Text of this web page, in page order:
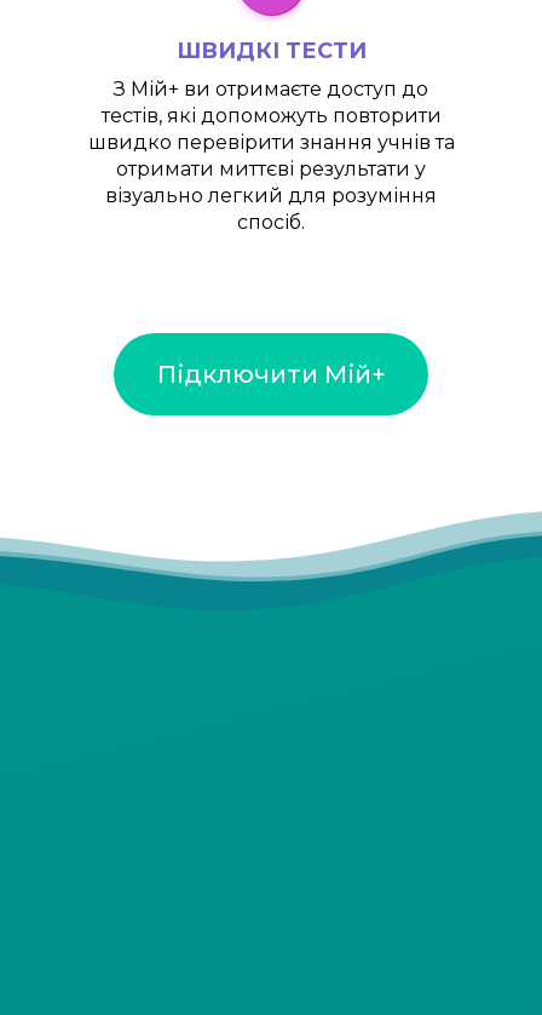
ШВИДКІ ТЕСТИ
З Мій+ ви отримаєте доступ до
тестів, які допоможуть повторити
швидко перевірити знання учнів та
отримати миттєві результати у
візуально легкий для розуміння
спосіб.
Підключити Мій+